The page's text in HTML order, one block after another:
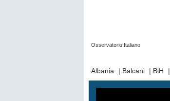
Osservatorio Italiano
Albania
| Balcani | BiH |